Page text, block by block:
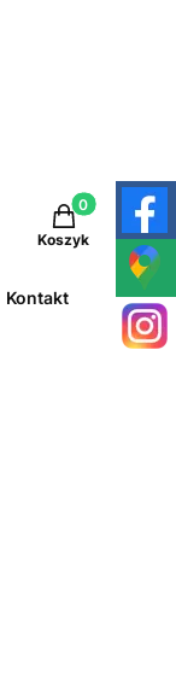
Produkty w
Koszyk
Kontakt